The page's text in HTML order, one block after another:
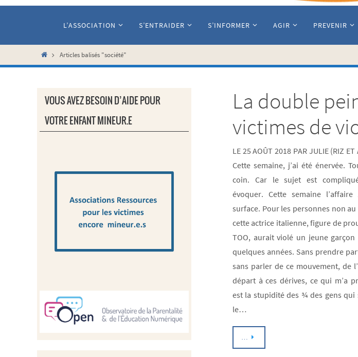
L’ASSOCIATION S’ENTRAIDER S’INFORMER AGIR PREVENIR
HomeArticles balisés "société"
La double
victimes de
LE 25 AOÛT 2018 PAR JULIE (RIZ ET
Cette semaine, j’ai été énervée.
coin. Car le sujet est
évoquer. Cette semaine
surface. Pour les personnes non
cette actrice italienne, figure de
TOO, aurait violé un jeune
quelques années. Sans prendre
sans parler de ce mouvement, de
départ à ces dérives, ce qui m’a
est la stupidité des ¾ des gens qui
le…
VOUS AVEZ BESOIN D’AIDE POUR
VOTRE ENFANT MINEUR.E